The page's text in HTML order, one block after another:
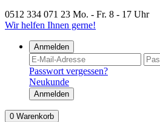
0512 334 071 23 Mo. - Fr. 8 - 17 Uhr
Wir helfen Ihnen gerne!
Anmelden
Passwort vergessen?
Neukunde
Anmelden
0 Warenkorb